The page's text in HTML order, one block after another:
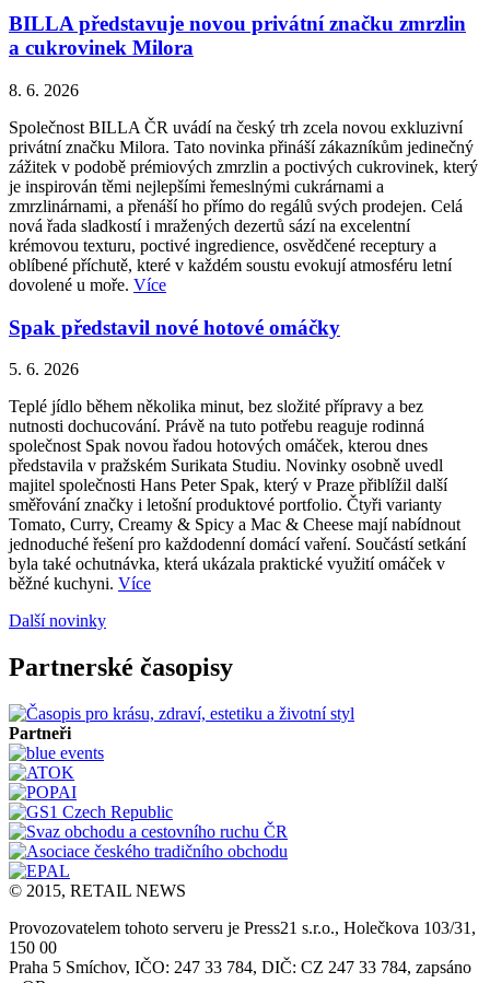
BILLA představuje novou privátní značku zmrzlin
a cukrovinek Milora
8. 6. 2026
Společnost BILLA ČR uvádí na český trh zcela novou exkluzivní
privátní značku Milora. Tato novinka přináší zákazníkům jedinečný
zážitek v podobě prémiových zmrzlin a poctivých cukrovinek, který
je inspirován těmi nejlepšími řemeslnými cukrárnami a
zmrzlinárnami, a přenáší ho přímo do regálů svých prodejen. Celá
nová řada sladkostí i mražených dezertů sází na excelentní
krémovou texturu, poctivé ingredience, osvědčené receptury a
oblíbené příchutě, které v každém soustu evokují atmosféru letní
dovolené u moře. Více
Spak představil nové hotové omáčky
5. 6. 2026
Teplé jídlo během několika minut, bez složité přípravy a bez
nutnosti dochucování. Právě na tuto potřebu reaguje rodinná
společnost Spak novou řadou hotových omáček, kterou dnes
představila v pražském Surikata Studiu. Novinky osobně uvedl
majitel společnosti Hans Peter Spak, který v Praze přiblížil další
směřování značky i letošní produktové portfolio. Čtyři varianty
Tomato, Curry, Creamy & Spicy a Mac & Cheese mají nabídnout
jednoduché řešení pro každodenní domácí vaření. Součástí setkání
byla také ochutnávka, která ukázala praktické využití omáček v
běžné kuchyni. Více
Další novinky
Partnerské časopisy
Partneři
© 2015, RETAIL NEWS
Provozovatelem tohoto serveru je Press21 s.r.o., Holečkova 103/31,
150 00
Praha 5 Smíchov, IČO: 247 33 784, DIČ: CZ 247 33 784, zapsáno